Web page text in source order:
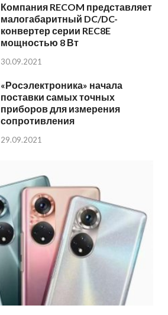
Компания RECOM представляет
малогабаритный DC/DC-
конвертер серии REC8E
мощностью 8 Вт
30.09.2021
«Росэлектроника» начала
поставки самых точных
приборов для измерения
сопротивления
29.09.2021